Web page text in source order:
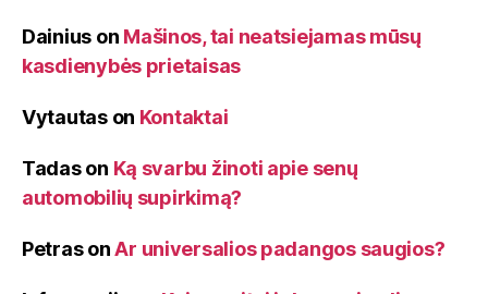
Dainius on Mašinos, tai neatsiejamas mūsų
kasdienybės prietaisas
Vytautason Kontaktai
Tadason Ką svarbu žinoti apie senų
automobilių supirkimą?
PetrasonAr universalios padangos saugios?